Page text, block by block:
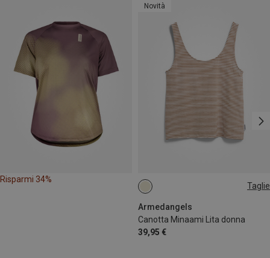
Risparmi 34%
Novità
Taglie
Armedangels
Canotta Minaami Lita donna
39,95 €
M